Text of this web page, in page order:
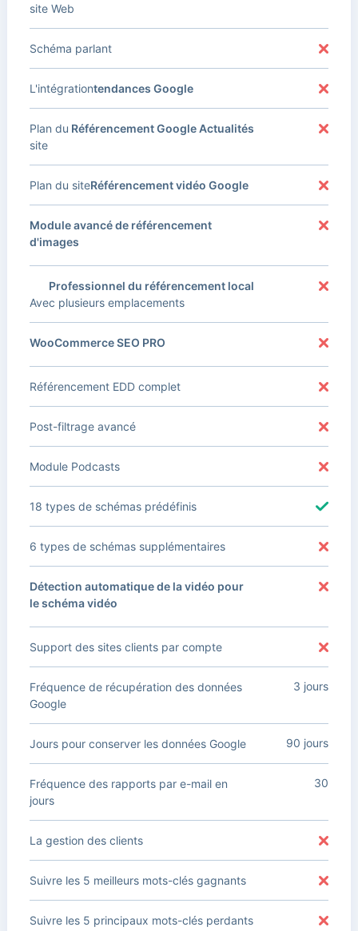
site Web
Schéma parlant
tendances Google
L'intégration
Référencement Google Actualités
Plan du
site
Référencement vidéo Google
Plan du site
Module avancé de référencement
d'images
Professionnel du référencement local
Avec plusieurs emplacements
WooCommerce SEO PRO
Référencement EDD complet
Post-filtrage avancé
Module Podcasts
18 types de schémas prédéfinis
6 types de schémas supplémentaires
Détection automatique de la vidéo pour
le schéma vidéo
Support des sites clients par compte
Fréquence de récupération des données
Google
3 jours
Jours pour conserver les données Google 90 jours
Fréquence des rapports par e-mail en
jours
30
La gestion des clients
Suivre les 5 meilleurs mots-clés gagnants
Suivre les 5 principaux mots-clés perdants